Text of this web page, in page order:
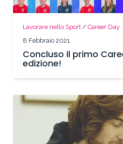
Lavorare nello Sport /Career Day
8 Febbraio 2021
Concluso il primo
edizione!